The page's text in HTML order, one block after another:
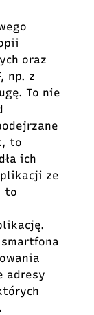
oraz
np. z
To nie
to
ich
ze
to
adresy